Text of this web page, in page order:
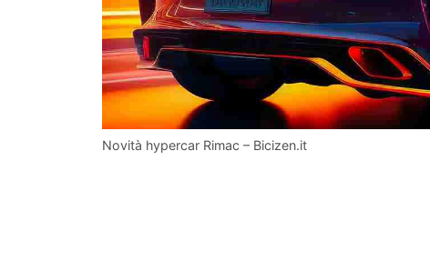
Novità hypercar Rimac – Bicizen.it